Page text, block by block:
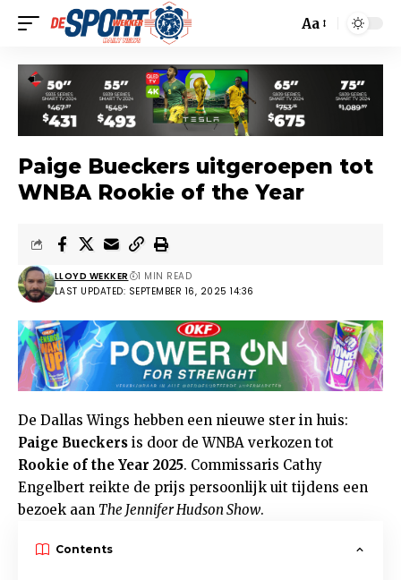
Aa
Paige Bueckers uitgeroepen tot
WNBA Rookie of the Year
LAST UPDATED: SEPTEMBER 16, 2025 14:36
LLOYD WEKKER 1 MIN READ
De Dallas Wings hebben een nieuwe ster in huis:
Paige Bueckers is door de WNBA verkozen tot
Rookie of the Year 2025. Commissaris Cathy
Engelbert reikte de prijs persoonlijk uit tijdens een
bezoek aan The Jennifer Hudson Show.
Contents